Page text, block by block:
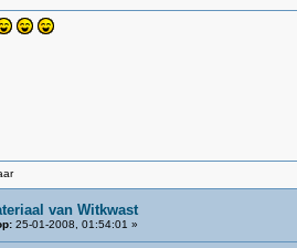
van Witkwast
25-01-2008, 01:54:01 »